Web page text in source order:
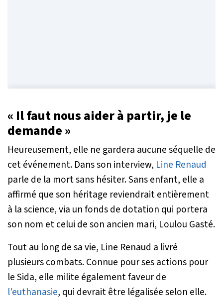
« Il faut nous aider à partir, je le
demande »
Heureusement, elle ne gardera aucune séquelle de
cet événement. Dans son interview, Line Renaud
parle de la mort sans hésiter. Sans enfant, elle a
affirmé que son héritage reviendrait entièrement
à la science, via un fonds de dotation qui portera
son nom et celui de son ancien mari, Loulou Gasté.
Tout au long de sa vie, Line Renaud a livré
plusieurs combats. Connue pour ses actions pour
le Sida, elle milite également faveur de
l'euthanasie, qui devrait être légalisée selon elle.